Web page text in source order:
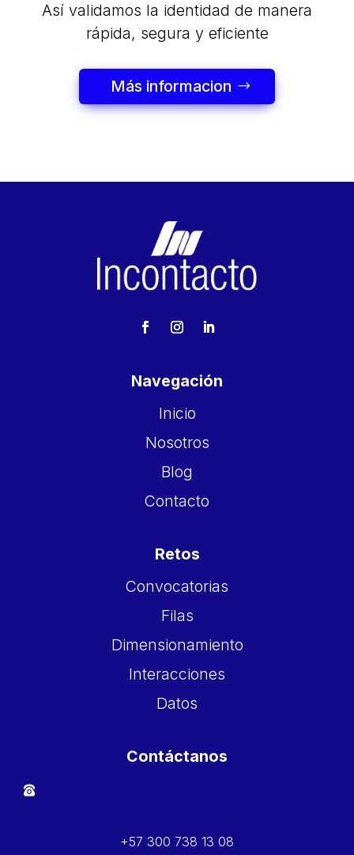
Así validamos la identidad de manera
rápida, segura y eficiente
Más informacion
Navegación
Inicio
Nosotros
Blog
Contacto
Retos
Convocatorias
Filas
Dimensionamiento
Interacciones
Datos
Contáctanos
+57 300 738 13 08